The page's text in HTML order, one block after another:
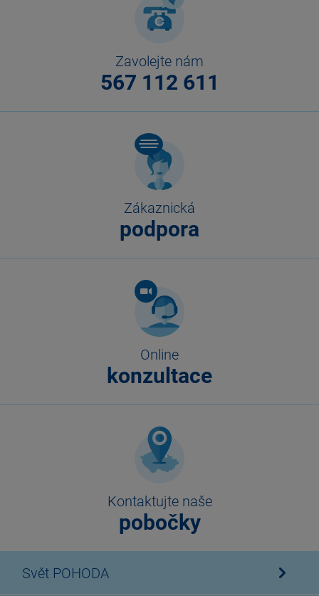
Zavolejte nám
567 112 611
Zákaznická
podpora
Online
konzultace
Kontaktujte naše
pobočky
Svět POHODA